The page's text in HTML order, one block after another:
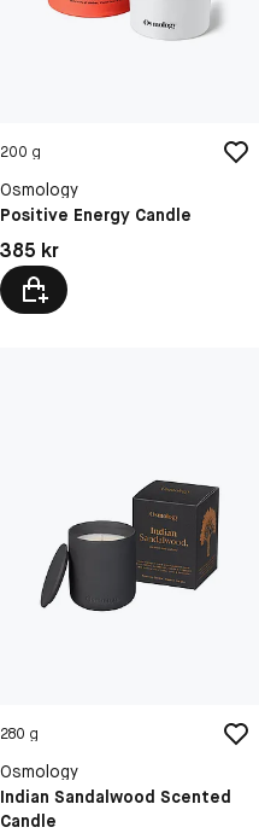
200 g
Osmology
Positive Energy Candle
Pris: 385 kr
385 kr
280 g
Osmology
Indian Sandalwood Scented
Candle